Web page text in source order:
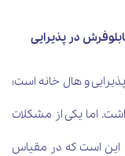
در پذیرایی
و هال خانه است؛
اما یکی از مشکلات
این است که در مقیاس